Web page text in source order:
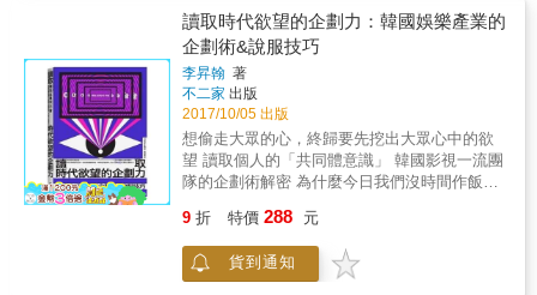
習如何製作。我還有很多得優先處理的工
作⋯⋯」 我能理解這樣的心情。不過，現在可
是資訊爆炸的時代。 如果希望你的好點子不要
被資訊的洪流淹沒，就必須展現出「值得一看
的價值」。 多數人會關注的，並不是內容完美
卻無法傳達出去的東西，或是過於複雜、曲高
和寡的內容，而是雖然還不夠完美，卻能觸動
人心的事物。 首先，你只要能成功吸引大家的
注意，不足的部分都還有辦法補救，也會有機
達訊息的資料」。 吸引人們注意的機會通常只
有一次。 如果因為不理想的資料與提案而消磨
你的價值，不只是你吃虧，對社會也是一大損
須注意？ 5）兼具理性與感性： 善用科學根
據、數據和名人證言，可以建立文案的權威
性，而運用說故事的手法，則可以讓人自動投
射情感到特定情境之中，並產生連結。能夠讓
人怦然心動的文案的確有很多種，但若能兼具
理性與感性，一定會讓人留下深刻的印象，並
願意聽從召喚。 除了以上這些概念式的「文案
心法／技藝」外，這本書並且收集了國內外豐
富的文案撰寫案例，讓讀者由官網／社群平台
及商品訊息出現的各個資訊場景中，了解「行
速或深刻傳播的力量。
表達力，不僅能讓你的文案充滿渲染力，也能
提高別人對你說「Yes」的機率！ ◎對沒效的
人最有效的「趨吉避凶法」 「請勿觸摸展品」
&rarr; 「展品表面塗有藥劑，請勿觸摸」 ◎讓
人忍不住做出選擇的「任君選擇法」 「要來個
甜點嗎？」 &rarr; 「芒果布丁和抹茶冰淇淋，
請問你要哪一個呢？」 ◎最基本但效果最強的
「投其所好法」 「不好意思，這件襯衫只剩架
最後一件了。」 人生有九成的事，你都可以從
文案也不是靠天賦， 最簡單又有效的方法就在
本書中，一次搞定你人生煩惱的大小事！ 日本
間！ 本書分為兩大部分，讓你超高速、精準使
用Excel！ Part1「設計篇」 團隊做業務規劃
時，事先規劃進度與Excel表格的配置，才能讓
團隊中的人都了解共同目標，大幅提升工作效
率。 Part2「技巧篇」 介紹所有商務人士都應
該記起來的Excel快速鍵與技巧。 本書不會介
紹函數或巨集等困難的技巧，而是不管什麽業
界、做何種工作的人都能使用的技巧，讓你迅
速提升做Excel表格的速度、輕鬆使用熱鍵檢查
計算是否出錯。
讀取時代欲望的企劃力：韓國娛樂產業的
企劃術&說服技巧
李昇翰 著
不二家 出版
2017/10/05 出版
想偷走大眾的心，終歸要先挖出大眾心中的欲
望 讀取個人的「共同體意識」 韓國影視一流團
隊的企劃術解密 為什麼今日我們沒時間作飯，
獨」還是「填補孤單」？ 不輕易承諾感情、婚
姻、生育的年輕世代，心中完美的戀愛或育兒
世界長成什麼模樣？ 在人心疲憊的時代，韓國
9 折 特價 288 元
貨到通知